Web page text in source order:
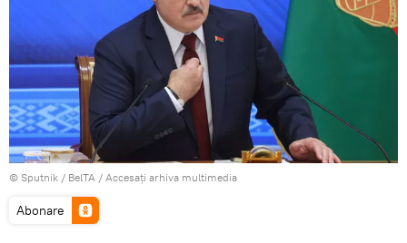
© Sputnik / BelTA / Accesați arhiva multimedia
Abonare